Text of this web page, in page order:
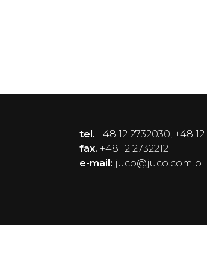
tel. +48 12 2732030, +48 12
fax. +48 12 2732212
e-mail: juco@juco.com.pl